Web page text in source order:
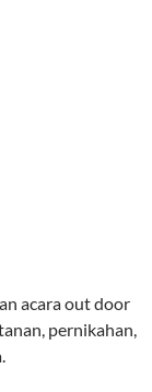
acara out door
pernikahan,